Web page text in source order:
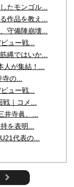
たモンゴル...
作品を教え...
守備陣崩壊...
ュー戦...
縄ではいか...
が集結！...
の...
ュー戦...
｜コメ...
寺眞、...
を表明...
代表の...